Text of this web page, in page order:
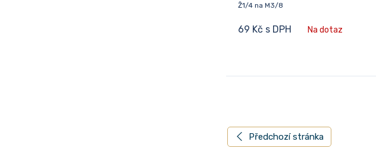
Ž1/4 na M3/8
69 Kč s DPH Na dotaz
Předchozí stránka